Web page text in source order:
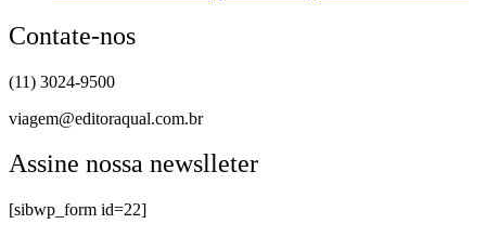
Contate-nos
(11) 3024-9500
viagem@editoraqual.com.br
Assine nossa newslleter
[sibwp_form id=22]